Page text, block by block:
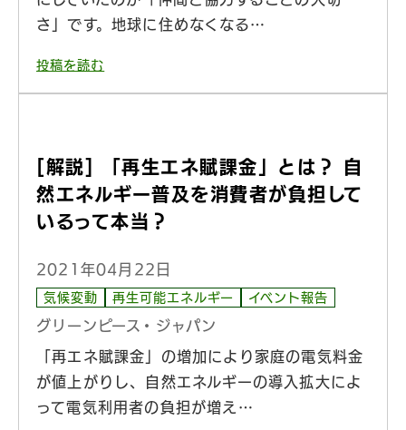
さ」です。地球に住めなくなる…
投稿を読む
[解説] 「再生エネ賦課金」とは？ 自
然エネルギー普及を消費者が負担して
いるって本当？
2021年04月22日
気候変動 再生可能エネルギー イベント報告
グリーンピース・ジャパン
「再エネ賦課金」の増加により家庭の電気料金
が値上がりし、自然エネルギーの導入拡大によ
って電気利用者の負担が増え…